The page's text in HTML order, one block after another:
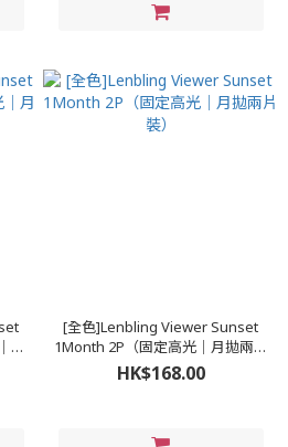
月
[全色]Lenbling Viewer Sunset
1Month 2P（固定高光｜月拋兩片
裝）
HK$168.00